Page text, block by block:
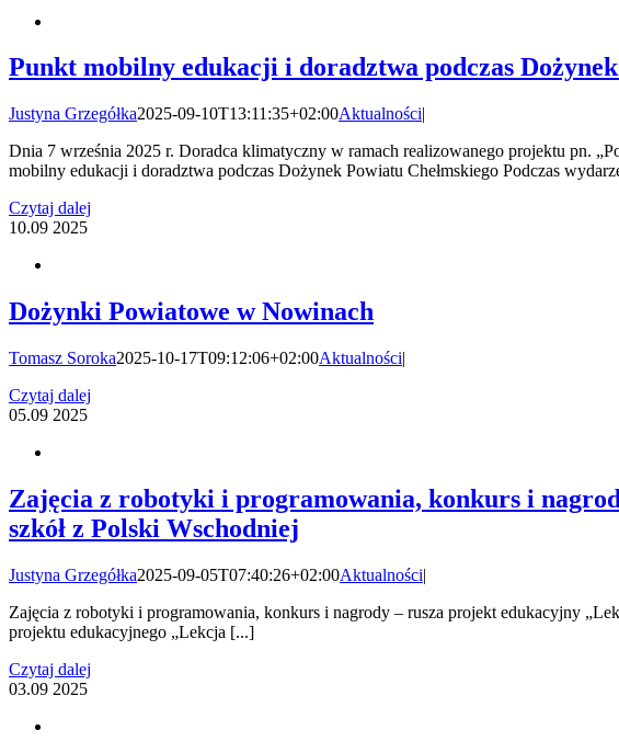
Punkt mobilny edukacji i doradztwa podczas
Justyna Grzegółka2025-09-10T13:11:35+02:00Aktualności|
Dnia 7 września 2025 r. Doradca klimatyczny w ramach realizowanego projektu pn.
mobilny edukacji i doradztwa podczas Dożynek Powiatu Chełmskiego Podczas
Czytaj dalej
10.09 2025
Dożynki Powiatowe w Nowinach
Tomasz Soroka2025-10-17T09:12:06+02:00Aktualności|
Czytaj dalej
05.09 2025
Zajęcia z robotyki i programowania, konkurs i
szkół z Polski Wschodniej
Justyna Grzegółka2025-09-05T07:40:26+02:00Aktualności|
Zajęcia z robotyki i programowania, konkurs i nagrody – rusza projekt edukacyjny
projektu edukacyjnego „Lekcja [...]
Czytaj dalej
03.09 2025